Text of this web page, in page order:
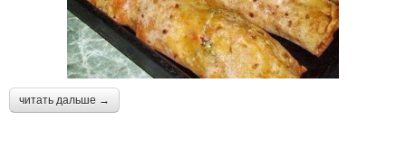
читать дальше →